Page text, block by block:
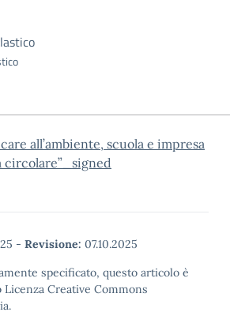
all’ambiente, scuola e impresa
circolare”_signed
- Revisione: 07.10.2025
specificato, questo articolo è
Creative Commons